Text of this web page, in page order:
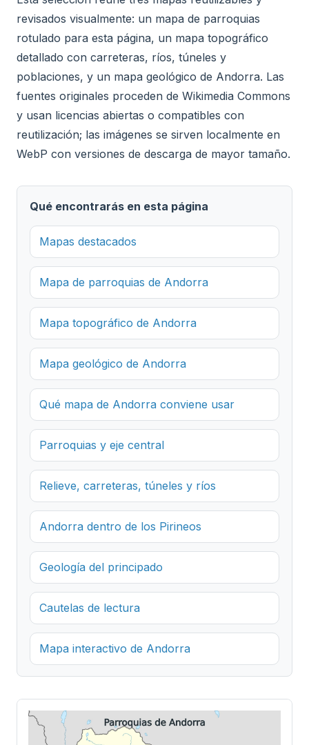
revisados visualmente: un mapa de parroquias
rotulado para esta página, un mapa topográfico
detallado con carreteras, ríos, túneles y
poblaciones, y un mapa geológico de Andorra. Las
fuentes originales proceden de Wikimedia Commons
y usan licencias abiertas o compatibles con
reutilización; las imágenes se sirven localmente en
WebP con versiones de descarga de mayor tamaño.
Qué encontrarás en esta página
Mapas destacados
Mapa de parroquias de Andorra
Mapa topográfico de Andorra
Mapa geológico de Andorra
Qué mapa de Andorra conviene usar
Parroquias y eje central
Relieve, carreteras, túneles y ríos
Andorra dentro de los Pirineos
Geología del principado
Cautelas de lectura
Mapa interactivo de Andorra